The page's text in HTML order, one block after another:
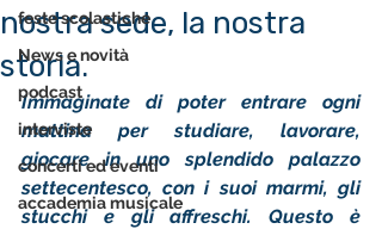
feste scolastiche
News e novità
podcast
interviste
concerti ed eventi
accademia musicale
nostra sede, la nostra
storia.
Immaginate di poter entrare ogni
mattina per studiare, lavorare,
giocare in uno splendido palazzo
settecentesco, con i suoi marmi, gli
stucchi e gli affreschi. Questo è